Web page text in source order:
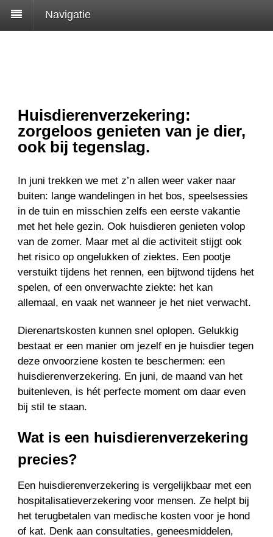
Navigatie
Huisdierenverzekering:
zorgeloos genieten van je dier,
ook bij tegenslag.
In juni trekken we met z’n allen weer vaker naar
buiten: lange wandelingen in het bos, speelsessies
in de tuin en misschien zelfs een eerste vakantie
met het hele gezin. Ook huisdieren genieten volop
van de zomer. Maar met al die activiteit stijgt ook
het risico op ongelukken of ziektes. Een pootje
verstuikt tijdens het rennen, een bijtwond tijdens het
spelen, of een onverwachte ziekte: het kan
allemaal, en vaak net wanneer je het niet verwacht.
Dierenartskosten kunnen snel oplopen. Gelukkig
bestaat er een manier om jezelf en je huisdier tegen
deze onvoorziene kosten te beschermen: een
huisdierenverzekering. En juni, de maand van het
buitenleven, is hét perfecte moment om daar even
bij stil te staan.
Wat is een huisdierenverzekering
precies?
Een huisdierenverzekering is vergelijkbaar met een
hospitalisatieverzekering voor mensen. Ze helpt bij
het terugbetalen van medische kosten voor je hond
of kat. Denk aan consultaties, geneesmiddelen,